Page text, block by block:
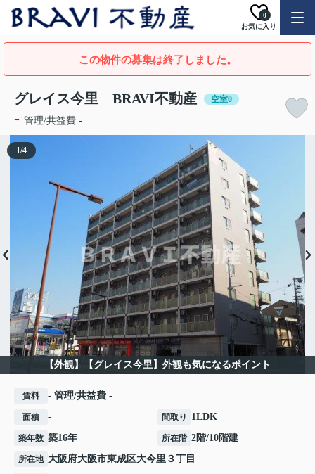
お気に入り
0
この物件の募集は終了しました。
グレイス今里 BRAVI不動産 空室0
- 管理/共益費 -
【外観】【グレイス今里】外観も気になるポイント
1/4
賃料 - 管理/共益費 -
面積 - 間取り 1LDK
築年数 築16年 所在階 2階/10階建
所在地 大阪府大阪市東成区大今里 ３丁目